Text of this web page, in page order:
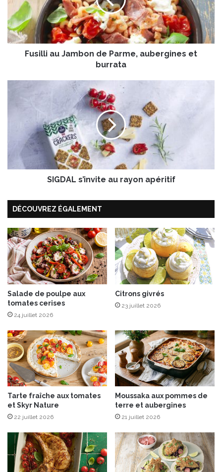
i
a
u
m
a
b
e
r
g
i
n
e
s
e
t
u
r
r
a
t
a
Fusilli au Jambon de Parme, aubergines et
burrata
i
i
a
u
r
a
y
o
n
a
p
r
i
t
i
f
SIGDAL s’invite au rayon apéritif
DÉCOUVREZ ÉGALEMENT
Salade de poulpe aux
tomates cerises
24 juillet 2026
Citrons givrés
23 juillet 2026
Tarte fraîche aux tomates
et Skyr Nature
22 juillet 2026
Moussaka aux pommes de
terre et aubergines
21 juillet 2026